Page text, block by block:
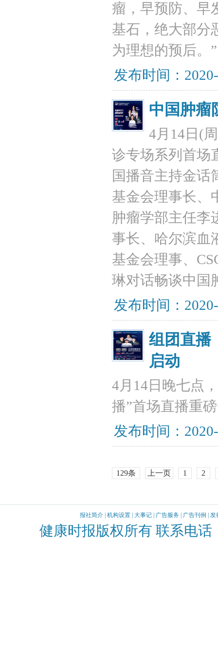
瘤，早预防、早
基石，绝大部分
为理想的预后。”
发布时间：
中国肿瘤
4月14日(
诊专场系列首场
国播音主持金话
基金会理事长、
肿瘤学部主任李
事长、哈尔滨血
基金会理事、
琳对话畅谈中国
发布时间：
组团直播
启动
4月14日晚七点
播”首场直播重
发布时间：
129条 上一页 1 2
报社简介 机构设置 大事记 广告服务 广告刊例 发
健康时报版权所有 联系电话